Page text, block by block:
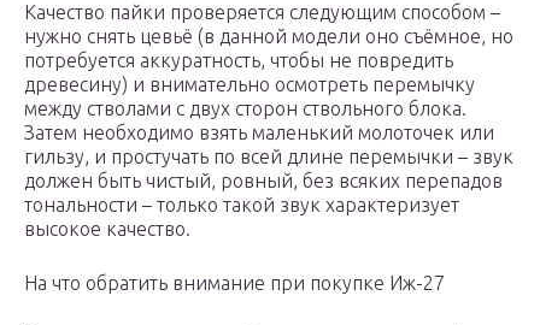
Качество пайки проверяется следующим способом –
нужно снять цевьё (в данной модели оно съёмное, но
потребуется аккуратность, чтобы не повредить
древесину) и внимательно осмотреть перемычку
между стволами с двух сторон ствольного блока.
Затем необходимо взять маленький молоточек или
гильзу, и простучать по всей длине перемычки – звук
должен быть чистый, ровный, без всяких перепадов
тональности – только такой звук характеризует
высокое качество.
На что обратить внимание при покупке Иж-27